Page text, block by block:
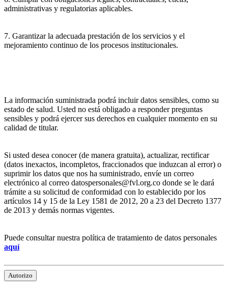
administrativas y regulatorias aplicables.
7. Garantizar la adecuada prestación de los servicios y el
mejoramiento continuo de los procesos institucionales.
La información suministrada podrá incluir datos sensibles, como su
estado de salud. Usted no está obligado a responder preguntas
sensibles y podrá ejercer sus derechos en cualquier momento en su
calidad de titular.
Si usted desea conocer (de manera gratuita), actualizar, rectificar
(datos inexactos, incompletos, fraccionados que induzcan al error) o
suprimir los datos que nos ha suministrado, envíe un correo
electrónico al correo datospersonales@fvl.org.co donde se le dará
trámite a su solicitud de conformidad con lo establecido por los
artículos 14 y 15 de la Ley 1581 de 2012, 20 a 23 del Decreto 1377
de 2013 y demás normas vigentes.
Puede consultar nuestra política de tratamiento de datos personales
aquí
Autorizo